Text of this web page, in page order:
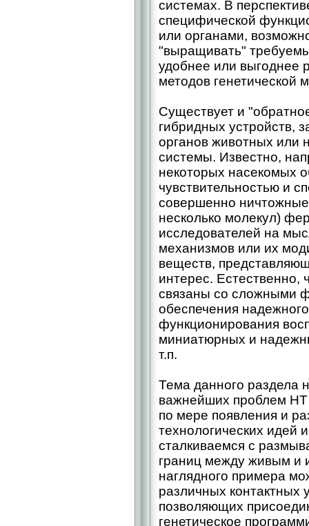
системах. В
специфической
или органами,
"выращивать"
удобнее или выгоднее
методов генетической
Существует и
гибридных устройств,
органов животных или
системы. Известно,
некоторых насекомых
чувствительностью и
совершенно ничтожные
несколько молекул)
исследователей на
механизмов или их
веществ,
интерес. Естественно,
связаны со сложными
обеспечения
функционирования
миниатюрных и
т.п.
Тема данного раздела
важнейших проблем
по мере появления и
технологических
сталкиваемся с
границ между живым и
наглядного примера
различных контактных
позволяющих
генетическое